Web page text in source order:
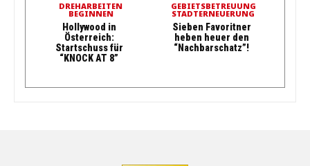
DREHARBEITEN
BEGINNEN
Hollywood in
Österreich:
Startschuss für
“KNOCK AT 8”
GEBIETSBETREUUNG
STADTERNEUERUNG
Sieben Favoritner
heben heuer den
“Nachbarschatz”!